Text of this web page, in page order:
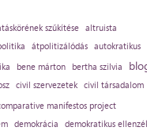
szűkítése
altruista
átpolitizálódás autokratikus
bene márton bertha szilvia
civil szervezetek civil társadalom
manifestos project
demokrácia
demokratikus